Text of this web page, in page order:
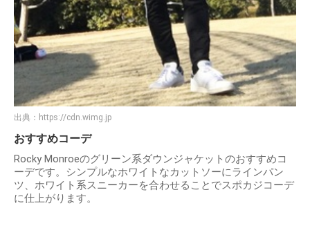
出典： https://cdn.wimg.jp
おすすめコーデ
Rocky Monroeのグリーン系ダウンジャケットのおすすめコ
ーデです。シンプルなホワイトなカットソーにラインパン
ツ、ホワイト系スニーカーを合わせることでスポカジコーデ
に仕上がります。